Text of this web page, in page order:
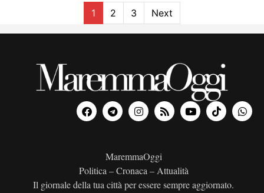
1 2 3 Next
MaremmaOggi
Politica – Cronaca – Attualità
Il giornale della tua città per essere sempre aggiornato.